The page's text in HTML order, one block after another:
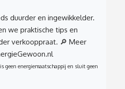
duurder en ingewikkelder.
we praktische tips en
verkooppraat. 🔎 Meer
geen energiemaatschappij en sluit geen